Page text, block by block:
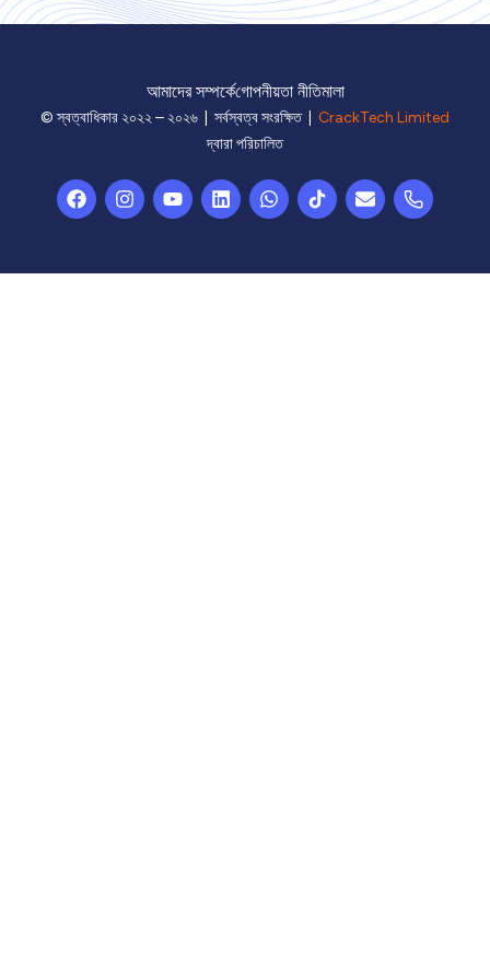
আমাদের সম্পর্কেগোপনীয়তা নীতিমালা
© স্বত্বাধিকার ২০২২ – ২০২৬ | সর্বস্বত্ব সংরক্ষিত | CrackTech Limited
দ্বারা পরিচালিত